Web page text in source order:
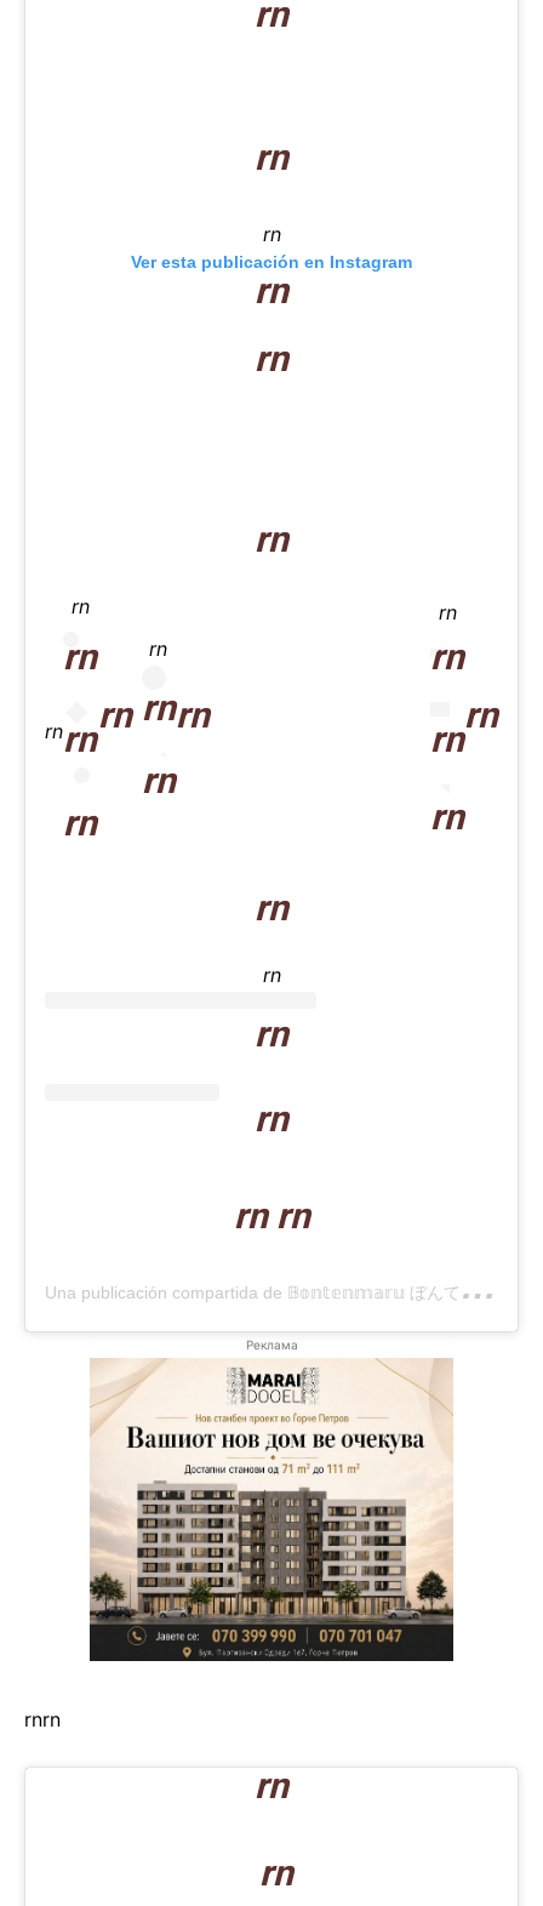
rn
rn
rn
Ver esta publicación en Instagram
rn
rn
rn
rn
rn
rn
rn
rn
rn
rn
rn
rn
rn
rn
rn
rn
rn
rn
rn
rn
rn
rn
rn rn
U
na publicación compartida de 𝔹𝕠𝕟𝕥𝕖𝕟𝕞𝕒𝕣𝕦 ぼんてんまる (@bonten._.maru)
Реклама
rnrn
rn
rn